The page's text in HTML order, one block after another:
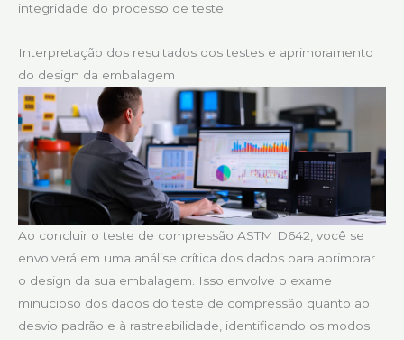
integridade do processo de teste.
Interpretação dos resultados dos testes e aprimoramento
do design da embalagem
Ao concluir o teste de compressão ASTM D642, você se
envolverá em uma análise crítica dos dados para aprimorar
o design da sua embalagem. Isso envolve o exame
minucioso dos dados do teste de compressão quanto ao
desvio padrão e à rastreabilidade, identificando os modos